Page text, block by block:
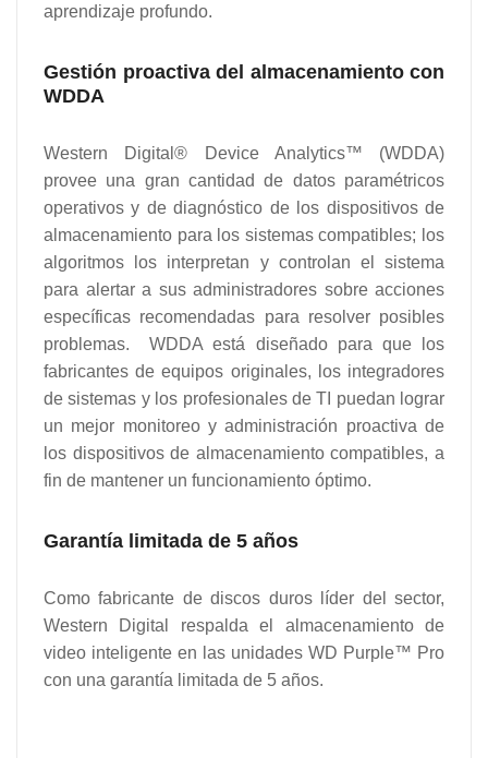
aprendizaje profundo.
Gestión proactiva del almacenamiento con
WDDA
Western Digital® Device Analytics™ (WDDA)
provee una gran cantidad de datos paramétricos
operativos y de diagnóstico de los dispositivos de
almacenamiento para los sistemas compatibles; los
algoritmos los interpretan y controlan el sistema
para alertar a sus administradores sobre acciones
específicas recomendadas para resolver posibles
problemas. WDDA está diseñado para que los
fabricantes de equipos originales, los integradores
de sistemas y los profesionales de TI puedan lograr
un mejor monitoreo y administración proactiva de
los dispositivos de almacenamiento compatibles, a
fin de mantener un funcionamiento óptimo.
Garantía limitada de 5 años
Como fabricante de discos duros líder del sector,
Western Digital respalda el almacenamiento de
video inteligente en las unidades WD Purple™ Pro
con una garantía limitada de 5 años.